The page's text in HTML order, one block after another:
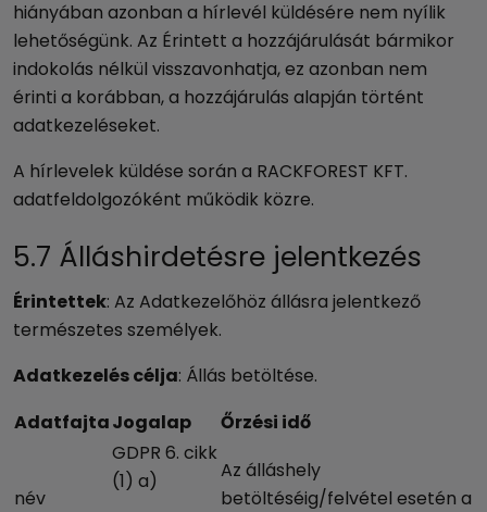
hiányában azonban a hírlevél küldésére nem nyílik
lehetőségünk. Az Érintett a hozzájárulását bármikor
indokolás nélkül visszavonhatja, ez azonban nem
érinti a korábban, a hozzájárulás alapján történt
adatkezeléseket.
A hírlevelek küldése során a RACKFOREST KFT.
adatfeldolgozóként működik közre.
5.7 Álláshirdetésre jelentkezés
Érintettek: Az Adatkezelőhöz állásra jelentkező
természetes személyek.
Adatkezelés célja: Állás betöltése.
AdatfajtaJogalap Őrzési idő
név
GDPR 6. cikk
(1) a)
Az álláshely
betöltéséig/felvétel esetén a